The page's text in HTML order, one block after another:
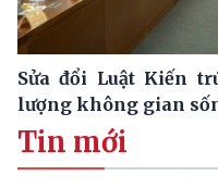
Sửa đổi Luật Kiến
lượng không gian
Tin mới